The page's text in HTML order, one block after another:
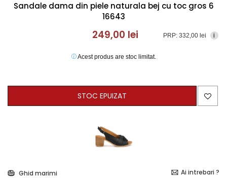
Sandale dama din piele naturala bej cu toc gros 6
16643
249,00 lei PRP: 332,00 lei i
Acest produs are stoc limitat.
STOC EPUIZAT
Ghid marimi Ai intrebari ?